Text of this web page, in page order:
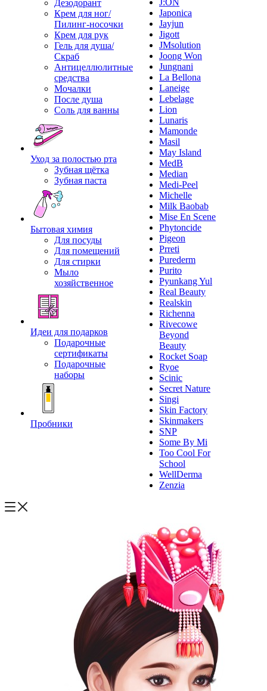
Дезодорант
Крем для ног/
Пилинг-носочки
Крем для рук
Гель для душа/
Скраб
Антицеллюлитные
средства
Мочалки
После душа
Соль для ванны
Уход за полостью рта
Зубная щётка
Зубная паста
Бытовая химия
Для посуды
Для помещений
Для стирки
Мыло
хозяйственное
Идеи для подарков
Подарочные
сертификаты
Подарочные
наборы
Пробники
J:ON
Japonica
Jayjun
Jigott
JMsolution
Joong Won
Jungnani
La Bellona
Laneige
Lebelage
Lion
Lunaris
Mamonde
Masil
May Island
MedB
Median
Medi-Peel
Michelle
Milk Baobab
Mise En Scene
Phytoncide
Pigeon
Prreti
Purederm
Purito
Pyunkang Yul
Real Beauty
Realskin
Richenna
Rivecowe
Beyond
Beauty
Rocket Soap
Ryoe
Scinic
Secret Nature
Singi
Skin Factory
Skinmakers
SNP
Some By Mi
Too Cool For
School
WellDerma
Zenzia